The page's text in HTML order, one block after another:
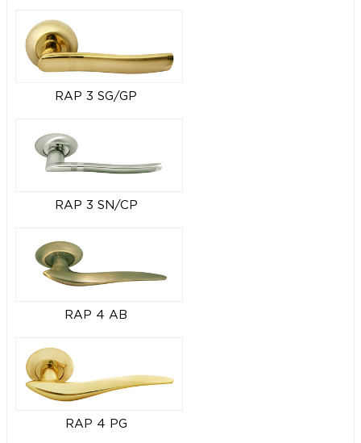
RAP 3 SG/GP
RAP 3 SN/CP
RAP 4 AB
RAP 4 PG